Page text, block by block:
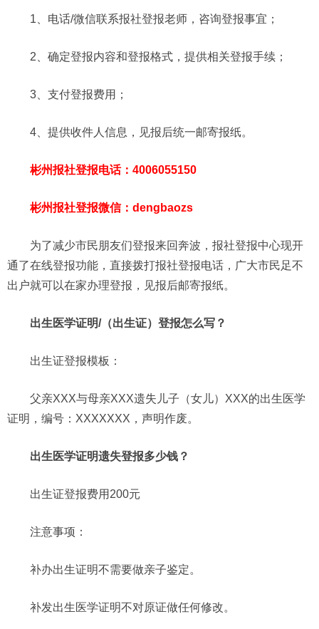
1、电话/微信联系报社登报老师，咨询登报事宜；
2、确定登报内容和登报格式，提供相关登报手续；
3、支付登报费用；
4、提供收件人信息，见报后统一邮寄报纸。
彬州报社登报电话：4006055150
彬州报社登报微信：dengbaozs
为了减少市民朋友们登报来回奔波，报社登报中心现开
通了在线登报功能，直接拨打报社登报电话，广大市民足不
出户就可以在家办理登报，见报后邮寄报纸。
出生医学证明/（出生证）登报怎么写？
出生证登报模板：
父亲XXX与母亲XXX遗失儿子（女儿）XXX的出生医学
证明，编号：XXXXXXX，声明作废。
出生医学证明遗失登报多少钱？
出生证登报费用200元
注意事项：
补办出生证明不需要做亲子鉴定。
补发出生医学证明不对原证做任何修改。